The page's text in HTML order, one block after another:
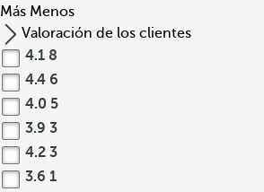
Más Menos
Valoración de los clientes
4.1 8
4.4 6
4.0 5
3.9 3
4.2 3
3.6 1